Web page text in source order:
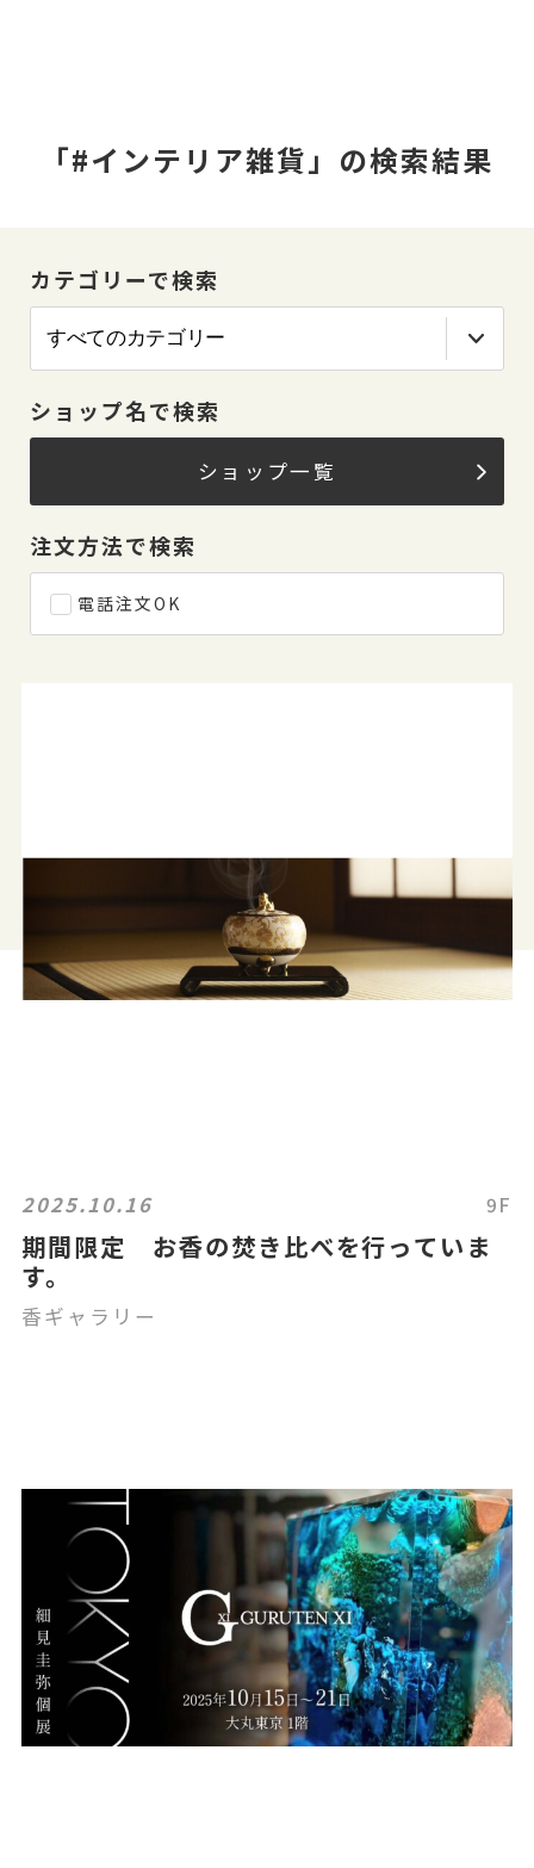
「#インテリア雑貨」の検索結果
カテゴリーで検索
ショップ名で検索
ショップ一覧
注文方法で検索
電話注文OK
2025.10.16 9F
期間限定 お香の焚き比べを行っていま
す。
香ギャラリー